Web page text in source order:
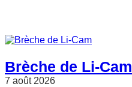
Brèche de Li-Cam
7 août 2026